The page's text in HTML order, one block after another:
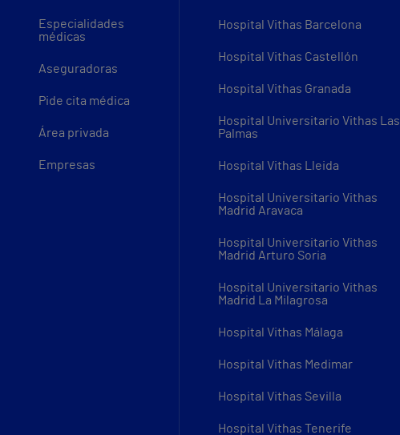
Especialidades
médicas
Aseguradoras
Pide cita médica
Área privada
Empresas
Hospital Vithas Barcelona
Hospital Vithas Castellón
Hospital Vithas Granada
Hospital Universitario Vithas Las
Palmas
Hospital Vithas Lleida
Hospital Universitario Vithas
Madrid Aravaca
Hospital Universitario Vithas
Madrid Arturo Soria
Hospital Universitario Vithas
Madrid La Milagrosa
Hospital Vithas Málaga
Hospital Vithas Medimar
Hospital Vithas Sevilla
Hospital Vithas Tenerife